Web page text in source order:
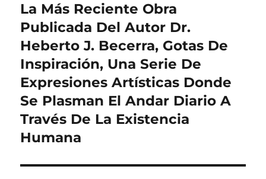
Entrada
siguiente:
La Más Reciente Obra
Publicada Del Autor Dr.
Heberto J. Becerra, Gotas De
Inspiración, Una Serie De
Expresiones Artísticas Donde
Se Plasman El Andar Diario A
Través De La Existencia
Humana